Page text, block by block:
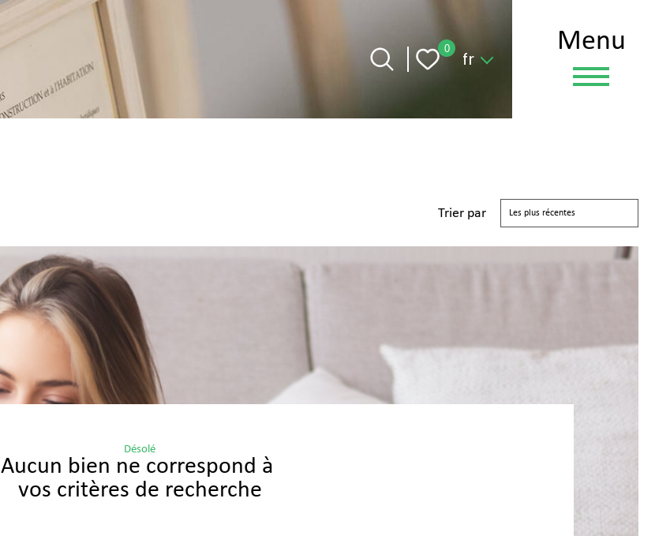
menu
0 Langue
fr
Trier par Les plus récentes
Désolé
Aucun bien ne correspond à
vos critères de recherche